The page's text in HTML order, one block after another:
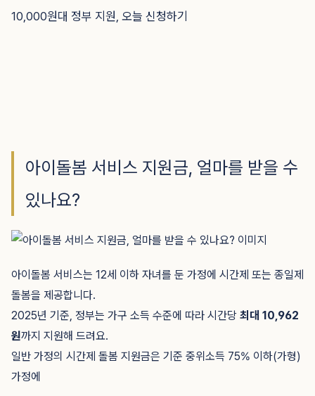
10,000원대 정부 지원, 오늘 신청하기
아이돌봄 서비스 지원금, 얼마를 받을 수
있나요?
아이돌봄 서비스는 12세 이하 자녀를 둔 가정에 시간제 또는 종일제
돌봄을 제공합니다.
2025년 기준, 정부는 가구 소득 수준에 따라 시간당 최대 10,962
원까지 지원해 드려요.
일반 가정의 시간제 돌봄 지원금은 기준 중위소득 75% 이하(가형)
가정에